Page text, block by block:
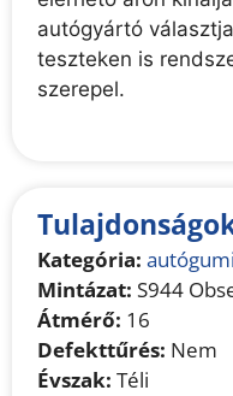
autógyártó
teszteken is
szerepel.
Kategória: autógumi
Mintázat: S944
Átmérő: 16
Defekttűrés: Nem
Évszak: Téli